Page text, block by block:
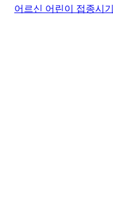
어르신 어린이 접종시